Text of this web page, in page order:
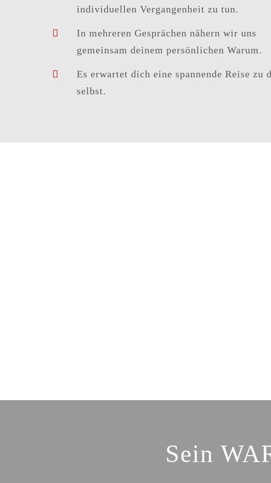
individuellenVergangenheit zu tun.
In mehreren Gesprächen nähern wir uns
gemeinsam deinem persönlichen Warum.
Es erwartet dich eine spannende Reise zu
selbst.
Sein